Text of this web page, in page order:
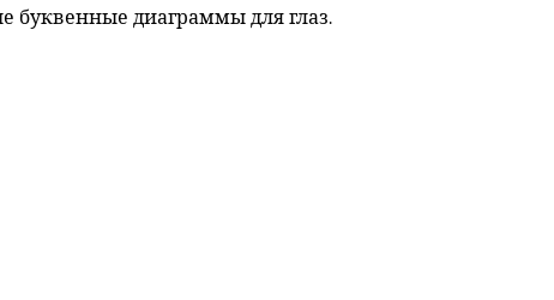
буквенные диаграммы для глаз.